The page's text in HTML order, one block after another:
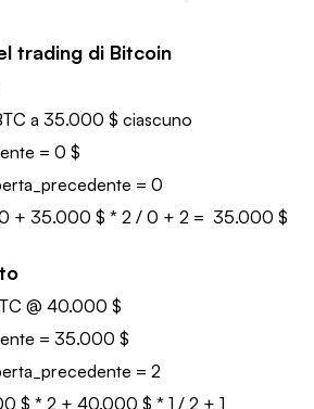
trading di Bitcoin
a 35.000 $ ciascuno
= 0 $
= 0
+ 35.000 $ * 2 / 0 + 2 = 35.000 $
@ 40.000 $
= 35.000 $
= 2
$ * 2 + 40.000 $ * 1 / 2 + 1